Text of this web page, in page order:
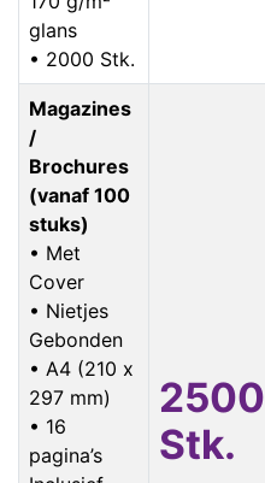
glans
• 2000 Stk.
Magazines
/
Brochures
(vanaf 100
stuks)
• Met
Cover
• Nietjes
Gebonden
• A4 (210 x
297 mm)
• 16
pagina’s
2500
Stk.